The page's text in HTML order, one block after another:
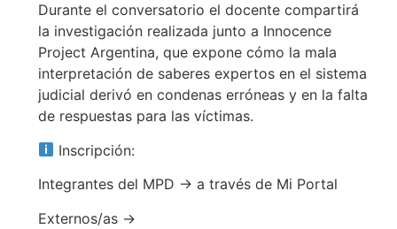
Durante el conversatorio el docente compartirá
la investigación realizada junto a Innocence
Project Argentina, que expone cómo la mala
interpretación de saberes expertos en el sistema
judicial derivó en condenas erróneas y en la falta
de respuestas para las víctimas.
Inscripción:
Integrantes del MPD → a través de Mi Portal
Externos/as →